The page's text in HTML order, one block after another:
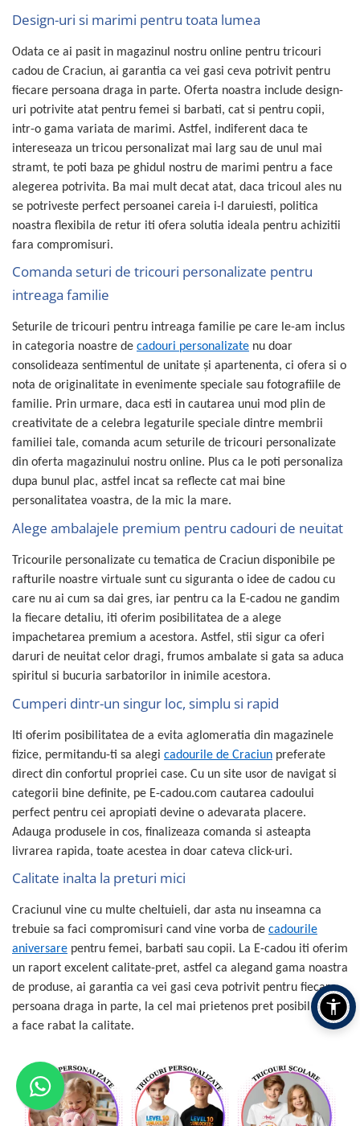
Design-uri si marimi pentru toata lumea
Odata ce ai pasit in magazinul nostru online pentru tricouri
cadou de Craciun, ai garantia ca vei gasi ceva potrivit pentru
fiecare persoana draga in parte. Oferta noastra include design-
uri potrivite atat pentru femei si barbati, cat si pentru copii,
intr-o gama variata de marimi. Astfel, indiferent daca te
intereseaza un tricou personalizat mai larg sau de unul mai
stramt, te poti baza pe ghidul nostru de marimi pentru a face
alegerea potrivita. Ba mai mult decat atat, daca tricoul ales nu
se potriveste perfect persoanei careia i-l daruiesti, politica
noastra flexibila de retur iti ofera solutia ideala pentru achizitii
fara compromisuri.
Comanda seturi de tricouri personalizate pentru
intreaga familie
Seturile de tricouri pentru intreaga familie pe care le-am inclus
in categoria noastre de cadouri personalizate nu doar
consolideaza sentimentul de unitate și apartenenta, ci ofera si o
nota de originalitate in evenimente speciale sau fotografiile de
familie. Prin urmare, daca esti in cautarea unui mod plin de
creativitate de a celebra legaturile speciale dintre membrii
familiei tale, comanda acum seturile de tricouri personalizate
din oferta magazinului nostru online. Plus ca le poti personaliza
dupa bunul plac, astfel incat sa reflecte cat mai bine
personalitatea voastra, de la mic la mare.
Alege ambalajele premium pentru cadouri de neuitat
Tricourile personalizate cu tematica de Craciun disponibile pe
rafturile noastre virtuale sunt cu siguranta o idee de cadou cu
care nu ai cum sa dai gres, iar pentru ca la E-cadou ne gandim
la fiecare detaliu, iti oferim posibilitatea de a alege
impachetarea premium a acestora. Astfel, stii sigur ca oferi
daruri de neuitat celor dragi, frumos ambalate si gata sa aduca
spiritul si bucuria sarbatorilor in inimile acestora.
Cumperi dintr-un singur loc, simplu si rapid
Iti oferim posibilitatea de a evita aglomeratia din magazinele
fizice, permitandu-ti sa alegi cadourile de Craciun preferate
direct din confortul propriei case. Cu un site usor de navigat si
categorii bine definite, pe E-cadou.com cautarea cadoului
perfect pentru cei apropiati devine o adevarata placere.
Adauga produsele in cos, finalizeaza comanda si asteapta
livrarea rapida, toate acestea in doar cateva click-uri.
Calitate inalta la preturi mici
Craciunul vine cu multe cheltuieli, dar asta nu inseamna ca
trebuie sa faci compromisuri cand vine vorba de cadourile
aniversare pentru femei, barbati sau copii. La E-cadou iti oferim
un raport excelent calitate-pret, astfel ca alegand gama noastra
de produse, ai garantia ca vei gasi ceva potrivit pentru fiecare
persoana draga in parte, la cel mai prietenos pret posibil si fara
a face rabat la calitate.